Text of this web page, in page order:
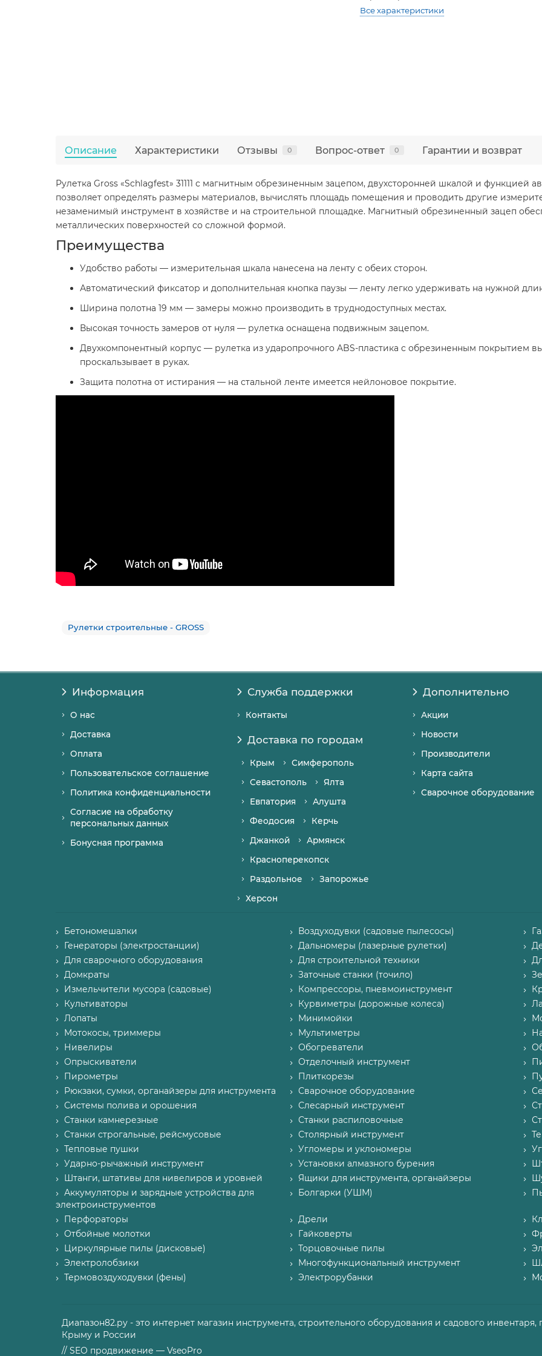
Все характеристики
Описание Характеристики Отзывы 0 Вопрос-ответ 0 Гарантии и возврат
Рулетка Gross «Schlagfest» 31111 с магнитным обрезиненным зацепом, двухсторонней шкалой и функцией
позволяет определять размеры материалов, вычислять площадь помещения и проводить другие
незаменимый инструмент в хозяйстве и на строительной площадке. Магнитный обрезиненный зацеп
металлических поверхностей со сложной формой.
Преимущества
Удобство работы — измерительная шкала нанесена на ленту с обеих сторон.
Автоматический фиксатор и дополнительная кнопка паузы — ленту легко удерживать на нужной
Ширина полотна 19 мм — замеры можно производить в труднодоступных местах.
Высокая точность замеров от нуля — рулетка оснащена подвижным зацепом.
Двухкомпонентный корпус — рулетка из ударопрочного ABS-пластика с обрезиненным покрытием
проскальзывает в руках.
Защита полотна от истирания — на стальной ленте имеется нейлоновое покрытие.
Рулетки строительные - GROSS
Информация
О нас
Доставка
Оплата
Пользовательское соглашение
Политика конфиденциальности
Согласие на обработку
персональных данных
Бонусная программа
Служба поддержки
Контакты
Доставка по городам
Крым
Симферополь
Севастополь
Ялта
Евпатория
Алушта
Феодосия
Керчь
Джанкой
Армянск
Красноперекопск
Раздольное
Запорожье
Херсон
Дополнительно
Акции
Новости
Производители
Карта сайта
Сварочное оборудование
Бетономешалки Воздуходувки (садовые пылесосы)
Генераторы (электростанции)
Дальномеры (лазерные рулетки)
Для сварочного оборудования
Для строительной техники
Домкраты
Заточные станки (точило)
Измельчители мусора (садовые)
Компрессоры, пневмоинструмент
Культиваторы
Курвиметры (дорожные колеса)
Лопаты
Минимойки
Мотокосы, триммеры
Мультиметры
Нивелиры
Обогреватели
Опрыскиватели
Отделочный инструмент
Пирометры
Плиткорезы
Рюкзаки, сумки, органайзеры для инструмента
Сварочное оборудование
Системы полива и орошения
Слесарный инструмент
Станки камнерезные
Станки распиловочные
Станки строгальные, рейсмусовые
Столярный инструмент
Тепловые пушки
Угломеры и уклономеры
Ударно-рычажный инструмент
Установки алмазного бурения
Штанги, штативы для нивелиров и уровней
Ящики для инструмента, органайзеры
Аккумуляторы и зарядные устройства для
электроинструментов
Болгарки (УШМ)
Перфораторы Дрели
Отбойные молотки
Гайковерты
Циркулярные пилы (дисковые)
Торцовочные пилы
Электролобзики
Многофункциональный инструмент
Термовоздуходувки (фены)
Электрорубанки
Диапазон82.ру - это интернет магазин инструмента, строительного оборудования и садового
Крыму и России
// SEO продвижение — VseoPro